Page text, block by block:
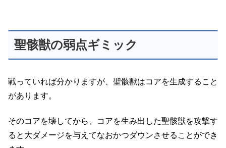
聖骸獣の弱点ギミック
戦っていれば分かりますが、聖骸獣はコアを生成すること
があります。
そのコアを壊してから、コアを生み出した聖骸獣を攻撃す
ると大ダメージを与えてなおかつダウンさせることができ